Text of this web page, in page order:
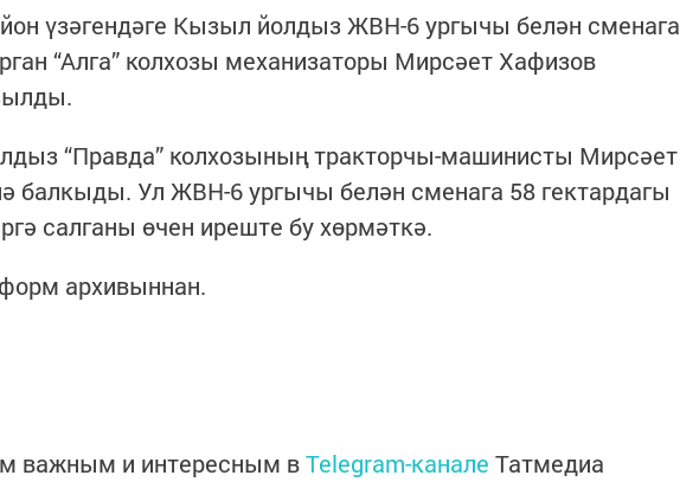
үзәгендәге Кызыл йолдыз ЖВН-6 ургычы белән сменага
“Алга” колхозы механизаторы Мирсәет Хафизов
“Правда” колхозының тракторчы-машинисты Мирсәет
балкыды. Ул ЖВН-6 ургычы белән сменага 58 гектардагы
салганы өчен иреште бу хөрмәткә.
архивыннан.
важным и интересным вTelegram-канале Татмедиа